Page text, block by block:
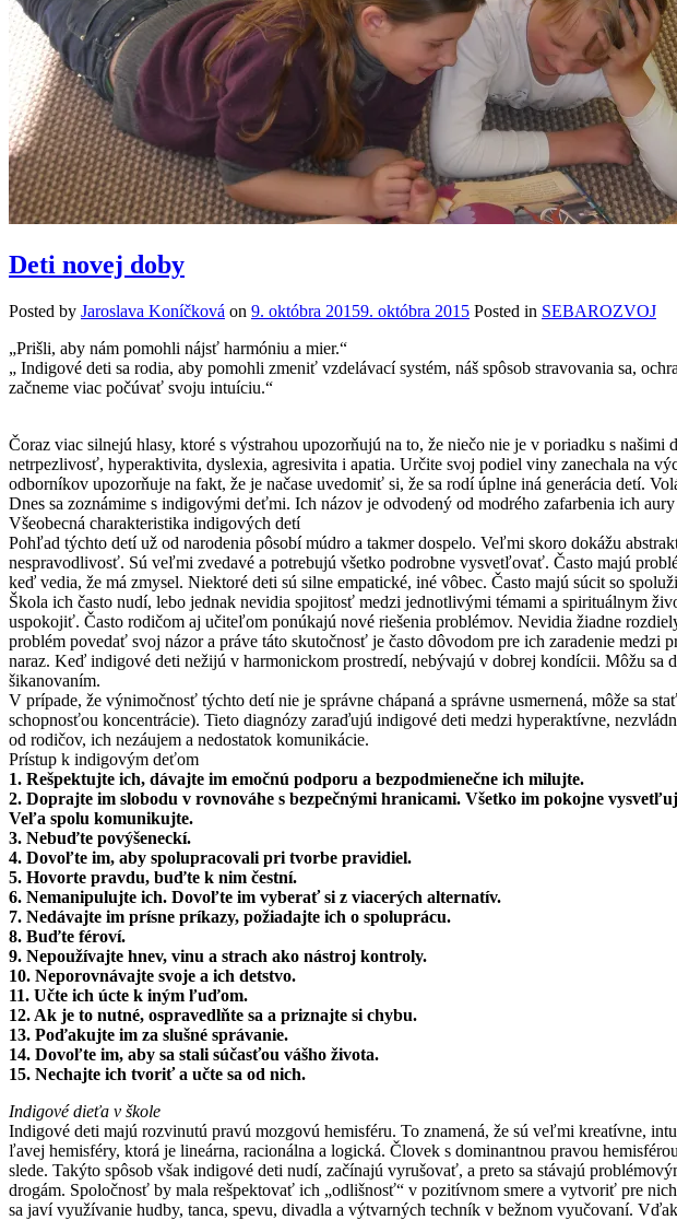
Deti novej doby
Posted by Jaroslava Koníčková on 9. októbra 20159. októbra 2015 Posted in SEBAROZVOJ
„Prišli, aby nám pomohli nájsť harmóniu a mier.“
„ Indigové deti sa rodia, aby pomohli zmeniť vzdelávací systém, náš spôsob stravovania sa,
začneme viac počúvať svoju intuíciu.“
Čoraz viac silnejú hlasy, ktoré s výstrahou upozorňujú na to, že niečo nie je v poriadku s
netrpezlivosť, hyperaktivita, dyslexia, agresivita i apatia. Určite svoj podiel viny zanechala na
odborníkov upozorňuje na fakt, že je načase uvedomiť si, že sa rodí úplne iná generácia detí.
Dnes sa zoznámime s indigovými deťmi. Ich názov je odvodený od modrého zafarbenia ich
Všeobecná charakteristika indigových detí
Pohľad týchto detí už od narodenia pôsobí múdro a takmer dospelo. Veľmi skoro dokážu
nespravodlivosť. Sú veľmi zvedavé a potrebujú všetko podrobne vysvetľovať. Často majú
keď vedia, že má zmysel. Niektoré deti sú silne empatické, iné vôbec. Často majú súcit so
Škola ich často nudí, lebo jednak nevidia spojitosť medzi jednotlivými témami a spirituálnym
uspokojiť. Často rodičom aj učiteľom ponúkajú nové riešenia problémov. Nevidia žiadne
problém povedať svoj názor a práve táto skutočnosť je často dôvodom pre ich zaradenie
naraz. Keď indigové deti nežijú v harmonickom prostredí, nebývajú v dobrej kondícii. Môžu sa
šikanovaním.
V prípade, že výnimočnosť týchto detí nie je správne chápaná a správne usmernená, môže sa
schopnosťou koncentrácie). Tieto diagnózy zaraďujú indigové deti medzi hyperaktívne,
od rodičov, ich nezáujem a nedostatok komunikácie.
Prístup k indigovým deťom
1. Rešpektujte ich, dávajte im emočnú podporu a bezpodmienečne ich milujte.
2. Doprajte im slobodu v rovnováhe s bezpečnými hranicami. Všetko im pokojne
Veľa spolu komunikujte.
3. Nebuďte povýšeneckí.
4. Dovoľte im, aby spolupracovali pri tvorbe pravidiel.
5. Hovorte pravdu, buďte k nim čestní.
6. Nemanipulujte ich. Dovoľte im vyberať si z viacerých alternatív.
7. Nedávajte im prísne príkazy, požiadajte ich o spoluprácu.
8. Buďte féroví.
9. Nepoužívajte hnev, vinu a strach ako nástroj kontroly.
10. Neporovnávajte svoje a ich detstvo.
11. Učte ich úcte k iným ľuďom.
12. Ak je to nutné, ospravedlňte sa a priznajte si chybu.
13. Poďakujte im za slušné správanie.
14. Dovoľte im, aby sa stali súčasťou vášho života.
15. Nechajte ich tvoriť a učte sa od nich.
Indigové dieťa v škole
Indigové deti majú rozvinutú pravú mozgovú hemisféru. To znamená, že sú veľmi kreatívne,
ľavej hemisféry, ktorá je lineárna, racionálna a logická. Človek s dominantnou pravou
slede. Takýto spôsob však indigové deti nudí, začínajú vyrušovať, a preto sa stávajú
drogám. Spoločnosť by mala rešpektovať ich „odlišnosť“ v pozitívnom smere a vytvoriť pre
sa javí využívanie hudby, tanca, spevu, divadla a výtvarných techník v bežnom vyučovaní.